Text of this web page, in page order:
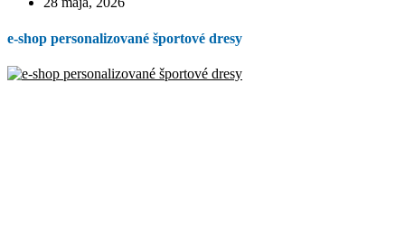
e-shop personalizované športové dresy